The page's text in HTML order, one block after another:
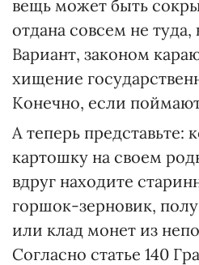
вещь может быть
отдана совсем не туда,
Вариант, законом
хищение
Конечно, если
А теперь представьте:
картошку на своем
вдруг находите
горшок-зерновик,
или клад монет из
Согласно статье 140